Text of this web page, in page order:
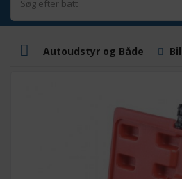
Autoudstyr og Både